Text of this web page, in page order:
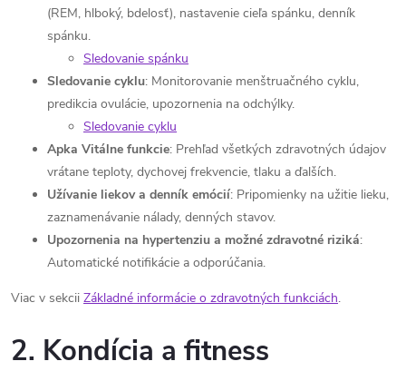
(REM, hlboký, bdelosť), nastavenie cieľa spánku, denník
spánku.
Sledovanie spánku
Sledovanie cyklu: Monitorovanie menštruačného cyklu,
predikcia ovulácie, upozornenia na odchýlky.
Sledovanie cyklu
Apka Vitálne funkcie: Prehľad všetkých zdravotných údajov
vrátane teploty, dychovej frekvencie, tlaku a ďalších.
Užívanie liekov a denník emócií: Pripomienky na užitie lieku,
zaznamenávanie nálady, denných stavov.
Upozornenia na hypertenziu a možné zdravotné riziká:
Automatické notifikácie a odporúčania.
Viac v sekcii Základné informácie o zdravotných funkciách.
2. Kondícia a fitness